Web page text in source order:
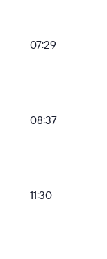
07:29
08:37
11:30